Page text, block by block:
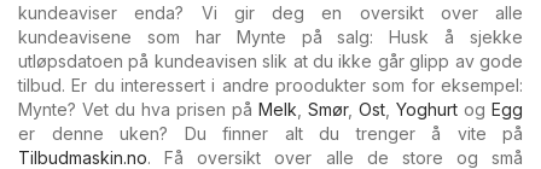
kundeaviser enda? Vi gir deg en oversikt over alle
kundeavisene som har Mynte på salg: Husk å sjekke
utløpsdatoen på kundeavisen slik at du ikke går glipp av gode
tilbud. Er du interessert i andre proodukter som for eksempel:
Mynte? Vet du hva prisen på Melk Smør, Ost Yoghurt og Egg
er denne uken? Du finner alt du trenger å vite på
Tilbudmaskin.no. Få oversikt over alle de store og små